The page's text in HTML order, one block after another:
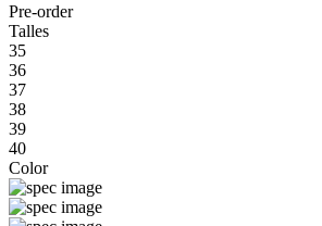
Pre-order
Talles
35
36
37
38
39
40
Color